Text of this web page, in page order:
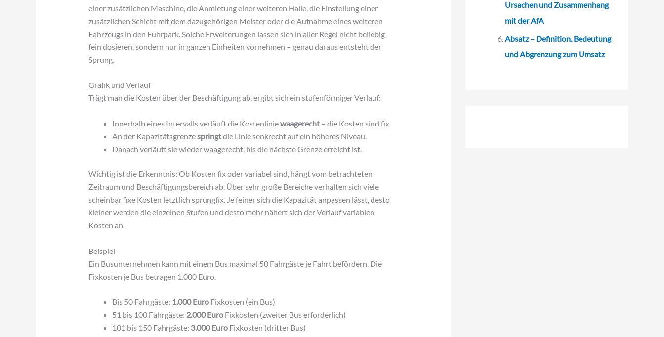
einer zusätzlichen Maschine, die Anmietung einer weiteren Halle, die Einstellung einer
zusätzlichen Schicht mit dem dazugehörigen Meister oder die Aufnahme eines weiteren
Fahrzeugs in den Fuhrpark. Solche Erweiterungen lassen sich in aller Regel nicht beliebig
fein dosieren, sondern nur in ganzen Einheiten vornehmen – genau daraus entsteht der
Sprung.
Grafik und Verlauf
Trägt man die Kosten über der Beschäftigung ab, ergibt sich ein stufenförmiger Verlauf:
Innerhalb eines Intervalls verläuft die Kostenliniewaagerecht– die Kosten sind fix.
An der Kapazitätsgrenzespringtdie Linie senkrecht auf ein höheres Niveau.
Danach verläuft sie wieder waagerecht, bis die nächste Grenze erreicht ist.
Wichtig ist die Erkenntnis: Ob Kosten fix oder variabel sind, hängt vom betrachteten
Zeitraum und Beschäftigungsbereich ab. Über sehr große Bereiche verhalten sich viele
scheinbar fixe Kosten letztlich sprungfix. Je feiner sich die Kapazität anpassen lässt, desto
kleiner werden die einzelnen Stufen und desto mehr nähert sich der Verlauf variablen
Kosten an.
Beispiel
Ein Busunternehmen kann mit einem Bus maximal 50 Fahrgäste je Fahrt befördern. Die
Fixkosten je Bus betragen 1.000 Euro.
Bis 50 Fahrgäste: 1.000 EuroFixkosten (ein Bus)
51 bis 100 Fahrgäste: 2.000 EuroFixkosten (zweiter Bus erforderlich)
101 bis 150 Fahrgäste: 3.000 EuroFixkosten (dritter Bus)
Ursachen und Zusammenhang
mit der AfA
Absatz – Definition, Bedeutung
und Abgrenzung zum Umsatz